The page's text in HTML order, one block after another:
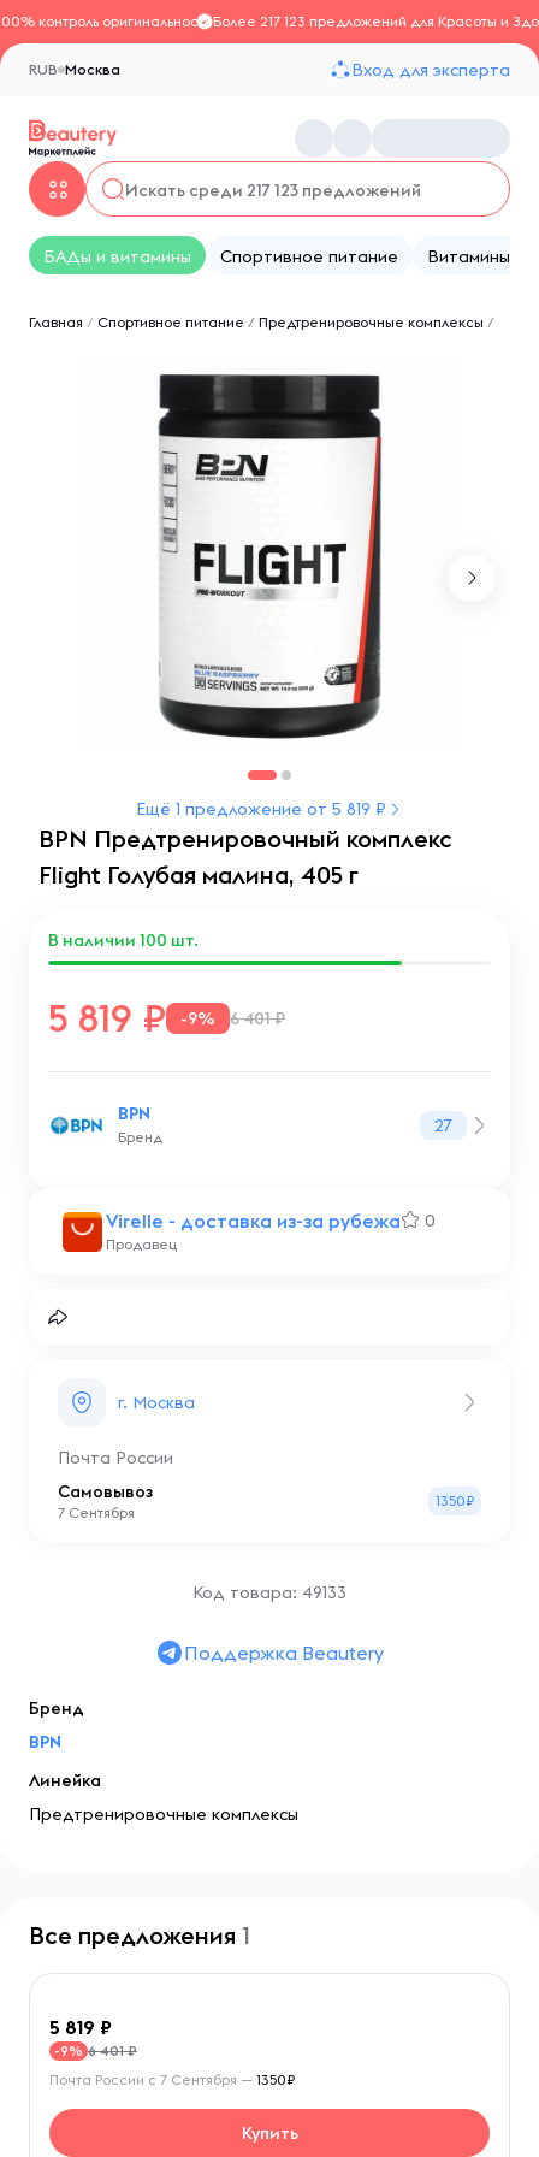
контроль оригинальностиБолее 217 123 предложений для Красоты и
Москва
RUB Вход для эксперта
БАДы и витамины Спортивное питание Витамины
Главная / Спортивное питание / Предтренировочные комплексы /
Ещё 1 предложение от 5 819 ₽
BPN Предтренировочный комплекс
Flight Голубая малина, 405 г
Virelle - доставка из-за рубежа 0
Продавец
5 819 -9% 6 401 ₽
В наличии 100 шт.
BPN
Бренд
27
г. Москва
Почта России
Самовывоз
7 Сентября
1350₽
Код товара: 49133
Поддержка Beautery
Бренд
BPN
Линейка
Предтренировочные комплексы
Все предложения 1
5 819
-9% 6 401 ₽
Почта России с 7 Сентября — 1350₽
Купить